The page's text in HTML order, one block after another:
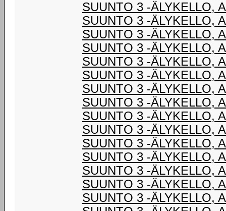
SUUNTO 3 -ÄLYKELLO,
SUUNTO 3 -ÄLYKELLO,
SUUNTO 3 -ÄLYKELLO,
SUUNTO 3 -ÄLYKELLO,
SUUNTO 3 -ÄLYKELLO,
SUUNTO 3 -ÄLYKELLO,
SUUNTO 3 -ÄLYKELLO,
SUUNTO 3 -ÄLYKELLO,
SUUNTO 3 -ÄLYKELLO,
SUUNTO 3 -ÄLYKELLO,
SUUNTO 3 -ÄLYKELLO,
SUUNTO 3 -ÄLYKELLO,
SUUNTO 3 -ÄLYKELLO,
SUUNTO 3 -ÄLYKELLO,
SUUNTO 3 -ÄLYKELLO,